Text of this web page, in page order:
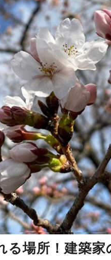
る場所！建築